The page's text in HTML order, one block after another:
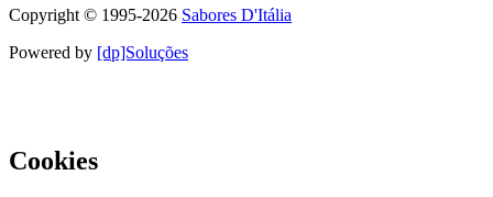
Copyright © 1995-2026 Sabores D'Itália
Powered by [dp]Soluções
Cookies